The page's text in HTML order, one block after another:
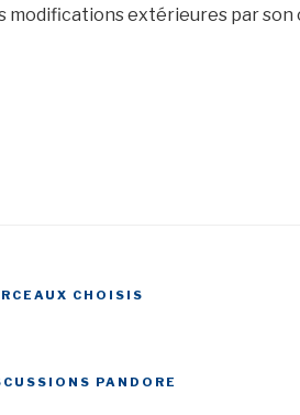
extérieures par son
CHOISIS
PANDORE